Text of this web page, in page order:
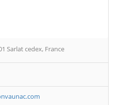
Sarlat cedex, France